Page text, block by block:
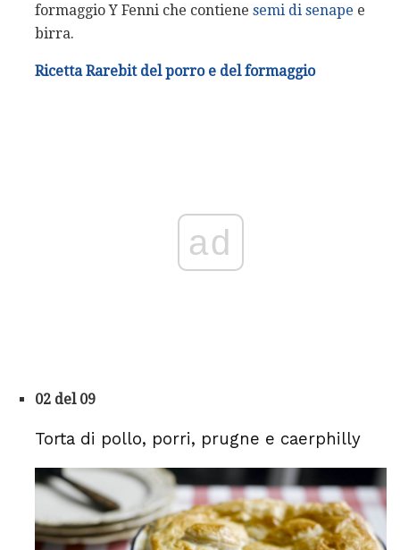
formaggio Y Fenni che contiene semi di senape e
birra.
Ricetta Rarebit del porro e del formaggio
ad
02 del 09
Torta di pollo, porri, prugne e caerphilly